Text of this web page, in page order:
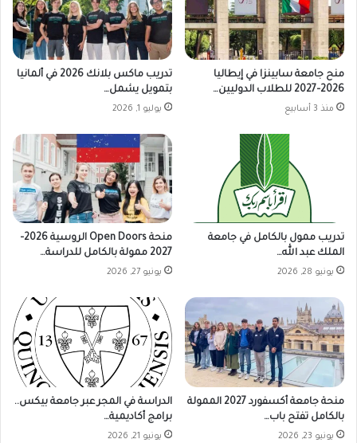
منح جامعة سابينزا في إيطاليا
2026–2027 للطلاب الدوليين…
منذ 3 أسابيع
تدريب ماكس بلانك 2026 في ألمانيا
بتمويل يشمل…
يوليو 1, 2026
تدريب ممول بالكامل في جامعة
الملك عبد الله…
يونيو 28, 2026
منحة Open Doors الروسية 2026–
2027 ممولة بالكامل للدراسة…
يونيو 27, 2026
منحة جامعة أكسفورد 2027 الممولة
بالكامل تفتح باب…
يونيو 23, 2026
الدراسة في المجر عبر جامعة بيكس..
برامج أكاديمية…
يونيو 21, 2026